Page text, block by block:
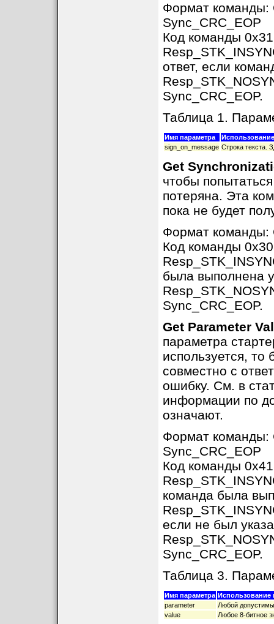
Формат команды:
Sync_CRC_EOP
Код команды 0x31
ответ, если
Sync_CRC_EOP.
Таблица 1.
Имя параметра
sign_on_message Строка текста.
Get
чтобы
потеряна. Эта
пока не будет
Формат команды:
Код команды 0x30
была выполнена
Sync_CRC_EOP.
Get Parameter
параметра
используется, то
совместно с
ошибку. См. в
информации по
означают.
Формат команды:
Sync_CRC_EOP
Код команды 0x41
команда была
если не был
Sync_CRC_EOP.
Таблица 3.
Имя параметра Использование
parameter
Любой
value
Любое 8-битное